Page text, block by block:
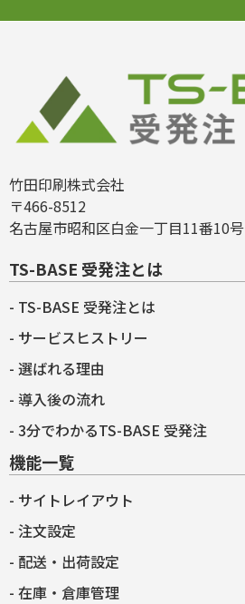
竹田印刷株式会社
〒466-8512
名古屋市昭和区白金一丁目11番10号
TS-BASE 受発注とは
TS-BASE 受発注とは
サービスヒストリー
選ばれる理由
導入後の流れ
3分でわかるTS-BASE 受発注
機能一覧
サイトレイアウト
注文設定
配送・出荷設定
在庫・倉庫管理